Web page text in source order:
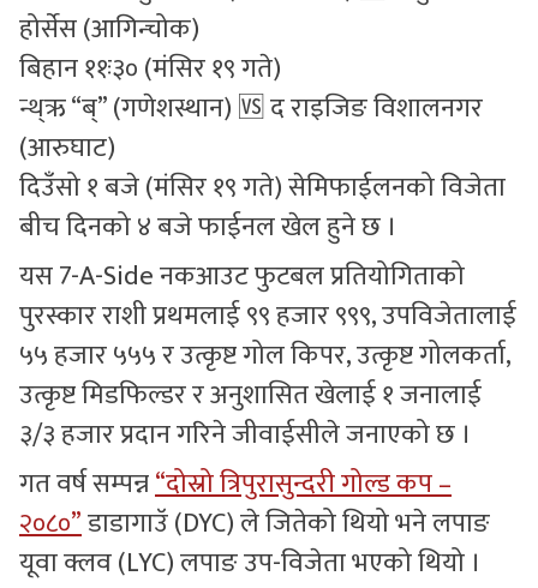
होर्सेस (आगिन्चोक)
बिहान ११ः३० (मंसिर १९ गते)
न्थ्ऋ “ब्” (गणेशस्थान) 🆚 द राइजिङ विशालनगर
(आरुघाट)
दिउँसो १ बजे (मंसिर १९ गते) सेमिफाईलनको विजेता
बीच दिनको ४ बजे फाईनल खेल हुने छ ।
यस 7-A-Side नकआउट फुटबल प्रतियोगिताको
पुरस्कार राशी प्रथमलाई ९९ हजार ९९९, उपविजेतालाई
५५ हजार ५५५ र उत्कृष्ट गोल किपर, उत्कृष्ट गोलकर्ता,
उत्कृष्ट मिडफिल्डर र अनुशासित खेलाई १ जनालाई
३/३ हजार प्रदान गरिने जीवाईसीले जनाएको छ ।
गत वर्ष सम्पन्न“दोस्रो त्रिपुरासुन्दरी गोल्ड कप –
२०८०”डाडागाउॅ (DYC) ले जितेको थियो भने लपाङ
यूवा क्लव (LYC) लपाङ उप-विजेता भएको थियो ।